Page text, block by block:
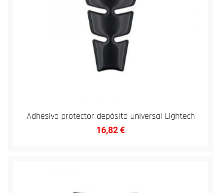
Adhesivo protector depósito universal Lightech
16,82€